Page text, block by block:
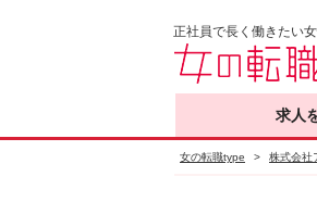
正社員で長く働きたい
求人
女の転職type > 株式会社